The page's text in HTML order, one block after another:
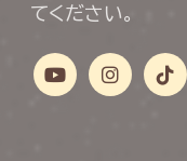
てください。